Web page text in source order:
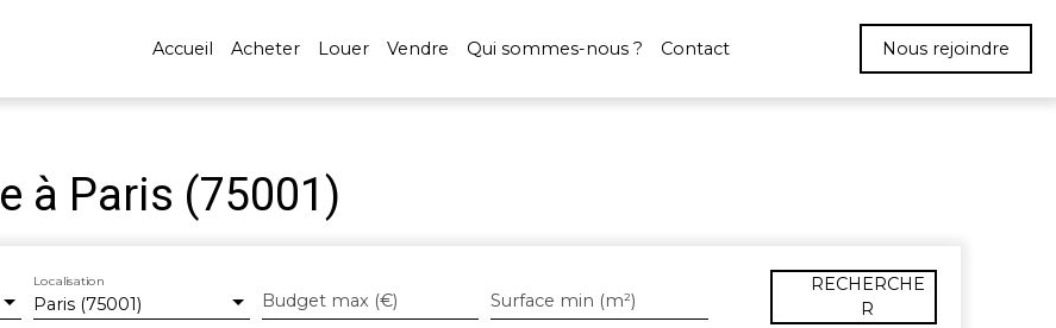
Accueil Acheter Louer Vendre Qui sommes-nous ? Contact Nous rejoindre
à Paris (75001)
Paris (75001)
Localisation
Budget max (€) Surface min (m²)
RECHERCHE
R